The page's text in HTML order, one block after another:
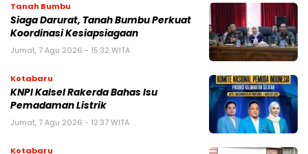
Tanah Bumbu
Siaga Darurat, Tanah Bumbu Perkuat
Koordinasi Kesiapsiagaan
Jumat, 7 Agu 2026 - 15:32 WITA
Kotabaru
KNPI Kalsel Rakerda Bahas Isu
Pemadaman Listrik
Jumat, 7 Agu 2026 - 12:37 WITA
Kotabaru